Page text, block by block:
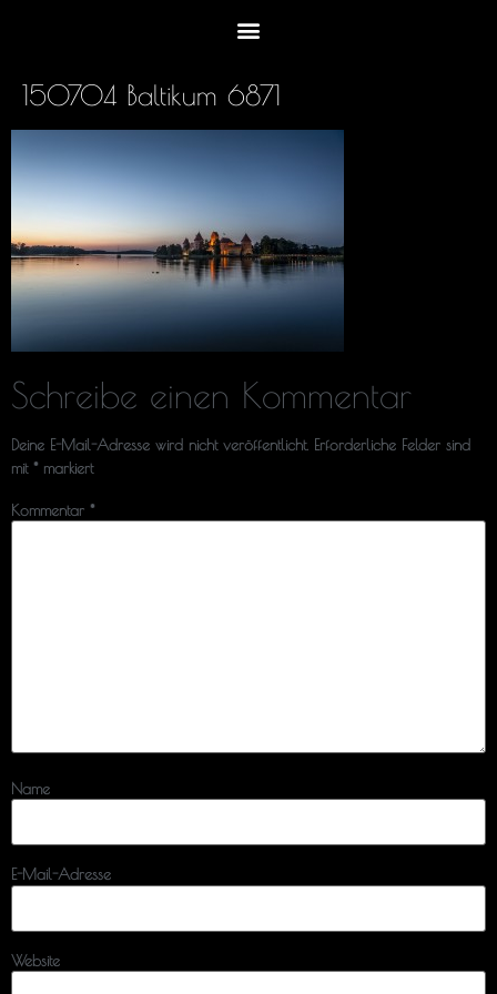
150704 Baltikum 6871
Schreibe einen Kommentar
Deine E-Mail-Adresse wird nicht veröffentlicht. Erforderliche Felder sind
mit * markiert
Kommentar *
Name
E-Mail-Adresse
Website